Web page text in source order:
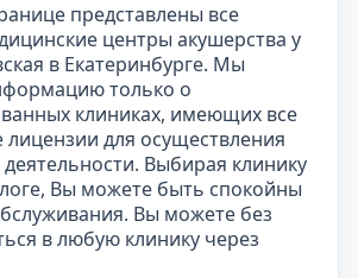
представлены все
центры акушерства у
в Екатеринбурге. Мы
только о
клиниках, имеющих все
для осуществления
Выбирая клинику
Вы можете быть спокойны
Вы можете без
в любую клинику через